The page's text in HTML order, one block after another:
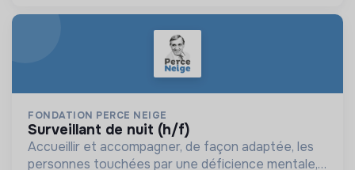
FONDATION PERCE NEIGE
surveillant de nuit (h/f)
Accueillir et accompagner, de façon adaptée, les
personnes touchées par une déficience mentale,